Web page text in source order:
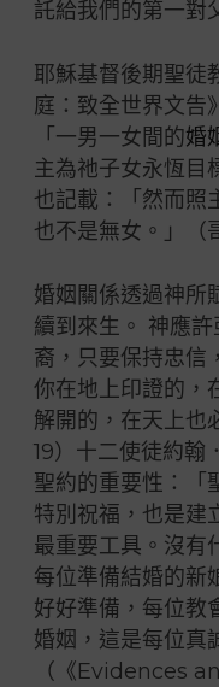
託給我們的第一對
耶穌基督後期聖徒
庭：致全世界文告
「一男一女間的婚
主為祂子女永恆目
也記載：「然而照
也不是無女。」（
婚姻關係透過神所
續到來生。 神應
裔，只要保持忠信
你在地上印證的，
解開的，在天上也
19）十二使徒約翰
聖約的重要性：「
特別祝福，也是建
最重要工具。沒有
每位準備結婚的新
好好準備，每位教
婚姻，這是每位真
（《Evidences